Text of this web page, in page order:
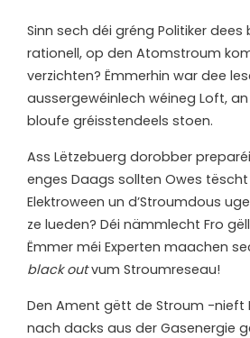
Sinn sech déi gréng Politiker
rationell, op den Atomstroum
verzichten? Ëmmerhin war dee
aussergewéinlech wéineg Loft, an
bloufe gréisstendeels stoen.
Ass Lëtzebuerg dorobber
enges Daags sollten Owes tëscht
Elektroween un d’Stroumdous
ze lueden? Déi nämmlecht Fro
Ëmmer méi Experten maachen
black outvum Stroumreseau!
Den Ament gëtt de Stroum -nieft
nach dacks aus der Gasenergie